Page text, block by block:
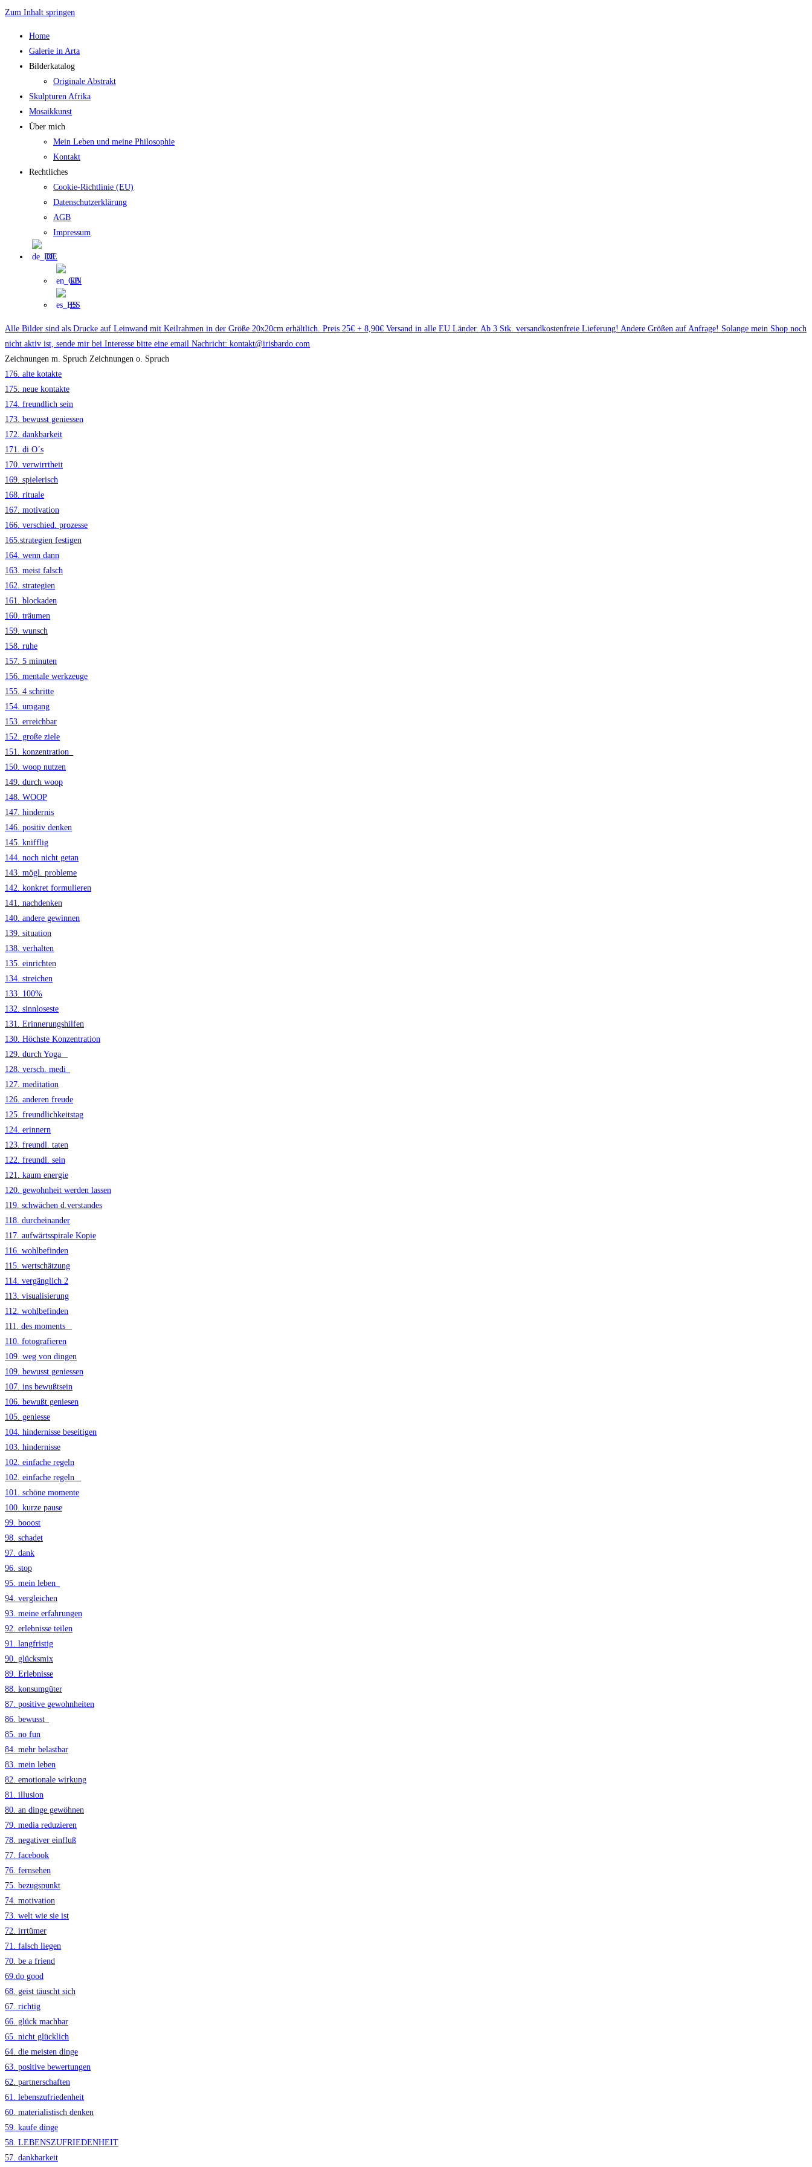
Zum Inhalt springen
Home
Galerie in Arta
Bilderkatalog
Originale Abstrakt
Skulpturen Afrika
Mosaikkunst
Über mich
Mein Leben und meine Philosophie
Kontakt
Rechtliches
Cookie-Richtlinie (EU)
Datenschutzerklärung
AGB
Impressum
DE
EN
ES
Alle Bilder sind als Drucke auf Leinwand mit Keilrahmen in der Größe 20x20cm erhältlich. Preis 25€ + 8,90€ Versand in alle EU Länder. Ab 3 Stk. versandkostenfreie Lieferung! Andere Größen auf Anfrage! Solange mein Shop noch
nicht aktiv ist, sende mir bei Interesse bitte eine email Nachricht: kontakt@irisbardo.com
Zeichnungen m. Spruch Zeichnungen o. Spruch
176. alte kotakte
175. neue kontakte
174. freundlich sein
173. bewusst geniessen
172. dankbarkeit
171. di O´s
170. verwirrtheit
169. spielerisch
168. rituale
167. motivation
166. verschied. prozesse
165.strategien festigen
164. wenn dann
163. meist falsch
162. strategien
161. blockaden
160. träumen
159. wunsch
158. ruhe
157. 5 minuten
156. mentale werkzeuge
155. 4 schritte
154. umgang
153. erreichbar
152. große ziele
151. konzentration_
150. woop nutzen
149. durch woop
148. WOOP
147. hindernis
146. positiv denken
145. knifflig
144. noch nicht getan
143. mögl. probleme
142. konkret formulieren
141. nachdenken
140. andere gewinnen
139. situation
138. verhalten
135. einrichten
134. streichen
133. 100%
132. sinnloseste
131. Erinnerungshilfen
130. Höchste Konzentration
129. durch Yoga _
128. versch. medi_
127. meditation
126. anderen freude
125. freundlichkeitstag
124. erinnern
123. freundl. taten
122. freundl. sein
121. kaum energie
120. gewohnheit werden lassen
119. schwächen d.verstandes
118. durcheinander
117. aufwärtsspirale Kopie
116. wohlbefinden
115. wertschätzung
114. vergänglich 2
113. visualisierung
112. wohlbefinden
111. des moments _
110. fotografieren
109. weg von dingen
109. bewusst geniessen
107. ins bewußtsein
106. bewußt geniesen
105. geniesse
104. hindernisse beseitigen
103. hindernisse
102. einfache regeln
102. einfache regeln _
101. schöne momente
100. kurze pause
99. booost
98. schadet
97. dank
96. stop
95. mein leben_
94. vergleichen
93. meine erfahrungen
92. erlebnisse teilen
91. langfristig
90. glücksmix
89. Erlebnisse
88. konsumgüter
87. positive gewohnheiten
86. bewusst_
85. no fun
84. mehr belastbar
83. mein leben
82. emotionale wirkung
81. illusion
80. an dinge gewöhnen
79. media reduzieren
78. negativer einfluß
77. facebook
76. fernsehen
75. bezugspunkt
74. motivation
73. welt wie sie ist
72. irrtümer
71. falsch liegen
70. be a friend
69.do good
68. geist täuscht sich
67. richtig
66. glück machbar
65. nicht glücklich
64. die meisten dinge
63. positive bewertungen
62. partnerschaften
61. lebenszufriedenheit
60. materialistisch denken
59. kaufe dinge
58. LEBENSZUFRIEDENHEIT
57. dankbarkeit